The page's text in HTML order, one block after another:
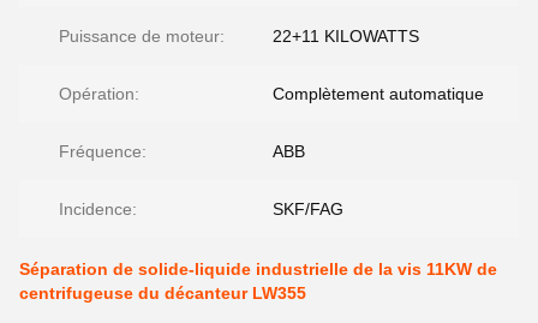
Puissance de moteur: 22+11 KILOWATTS
Opération: Complètement automatique
Fréquence: ABB
Incidence: SKF/FAG
Séparation de solide-liquide industrielle de la vis 11KW de
centrifugeuse du décanteur LW355